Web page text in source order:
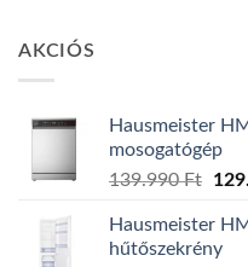
AKCIÓS
Hausmeister
mosogatógép
139.990Ft
Hausmeister
hűtőszekrény